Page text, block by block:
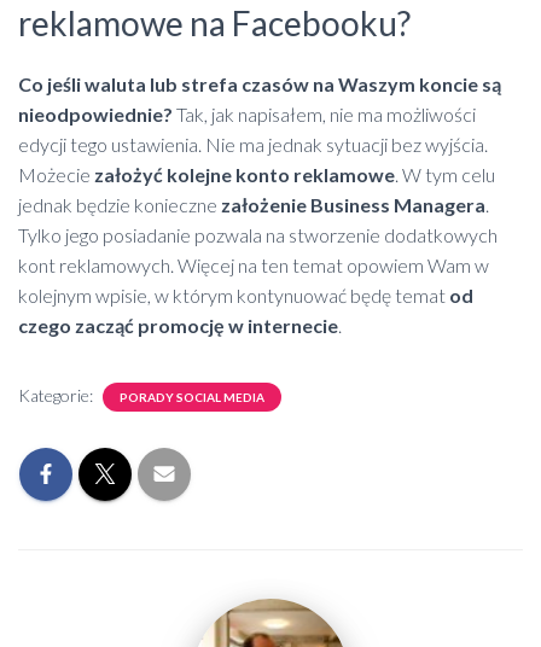
reklamowe na Facebooku?
Co jeśli waluta lub strefa czasów na Waszym koncie są
nieodpowiednie? Tak, jak napisałem, nie ma możliwości
edycji tego ustawienia. Nie ma jednak sytuacji bez wyjścia.
Możecie założyć kolejne konto reklamowe. W tym celu
jednak będzie konieczne założenie Business Managera.
Tylko jego posiadanie pozwala na stworzenie dodatkowych
kont reklamowych. Więcej na ten temat opowiem Wam w
kolejnym wpisie, w którym kontynuować będę temat od
czego zacząć promocję w internecie.
Kategorie: PORADY SOCIAL MEDIA